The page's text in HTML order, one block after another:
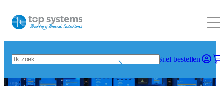
Snel bestellen